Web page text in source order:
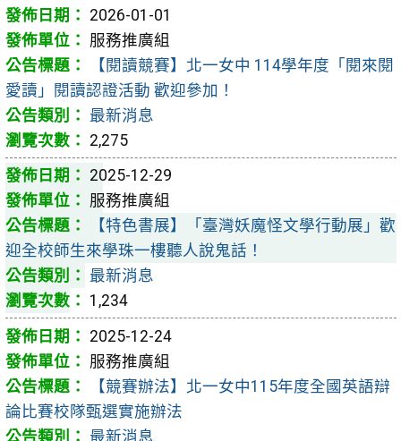
2026-01-01
服務推廣組
【閱讀競賽】北一女中 114學年度「閱來閱
愛讀」閱讀認證活動 歡迎參加！
最新消息
2,275
2025-12-29
服務推廣組
【特色書展】「臺灣妖魔怪文學行動展」歡
迎全校師生來學珠一樓聽人說鬼話！
最新消息
1,234
2025-12-24
服務推廣組
【競賽辦法】北一女中115年度全國英語辯
論比賽校隊甄選實施辦法
最新消息